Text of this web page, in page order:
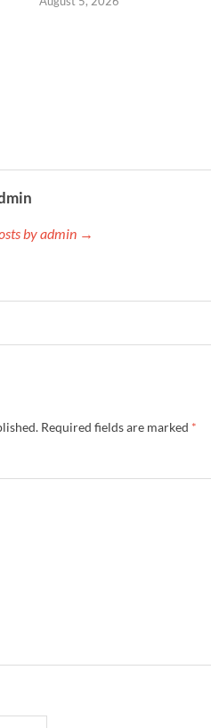
by admin →
Required fields are marked *